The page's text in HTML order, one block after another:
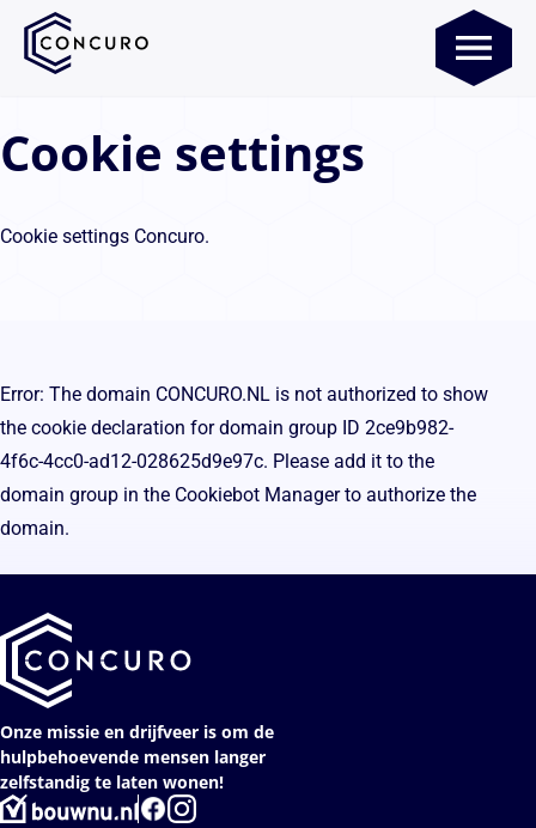
Cookie settings
Cookie settings Concuro.
Error: The domain CONCURO.NL is not authorized to show
the cookie declaration for domain group ID 2ce9b982-
4f6c-4cc0-ad12-028625d9e97c. Please add it to the
domain group in the Cookiebot Manager to authorize the
domain.
Onze missie en drijfveer is om de
hulpbehoevende mensen langer
zelfstandig te laten wonen!